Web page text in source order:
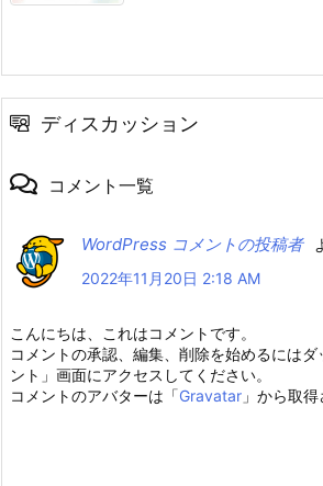
ディスカッション
コメント一覧
WordPress コメントの投稿者
2022年11月20日 2:18 AM
こんにちは、これはコメントです。
コメントの承認、編集、削除を始めるには
ント」画面にアクセスしてください。
コメントのアバターは「Gravatar 」から取得